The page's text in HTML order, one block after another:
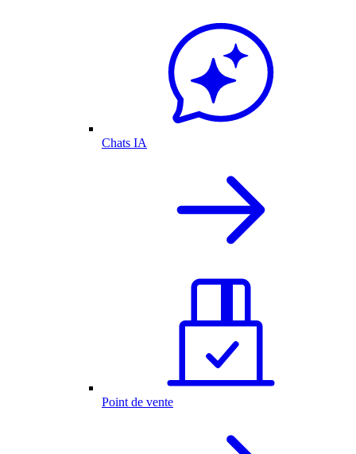
Chats IA
Point de vente